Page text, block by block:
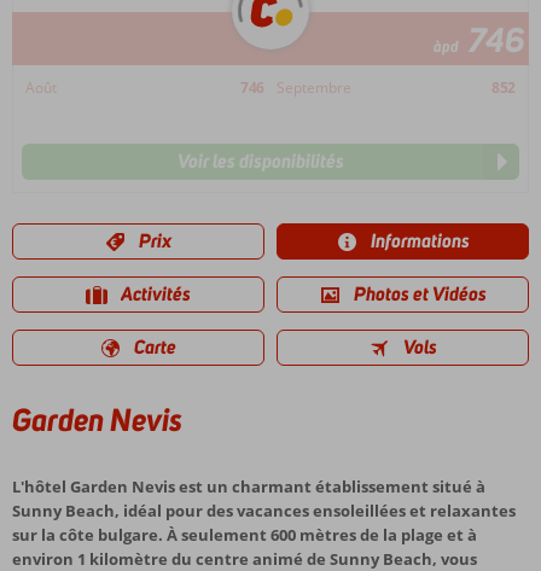
àpd 746
Août 746 Septembre 852
Voir les disponibilités
Prix Informations
Activités Photos et Vidéos
Carte Vols
Garden Nevis
L'hôtel Garden Nevis est un charmant établissement situé à
Sunny Beach, idéal pour des vacances ensoleillées et relaxantes
sur la côte bulgare. À seulement 600 mètres de la plage et à
environ 1 kilomètre du centre animé de Sunny Beach, vous